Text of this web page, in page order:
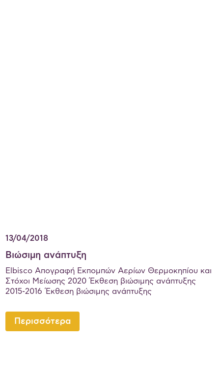
13/04/2018
Βιώσιμη ανάπτυξη
Elbisco Απογραφή Εκπομπών Αερίων Θερμοκηπίου και
Στόχοι Μείωσης 2020 Έκθεση βιώσιμης ανάπτυξης
2015-2016 Έκθεση βιώσιμης ανάπτυξης
Περισσότερα